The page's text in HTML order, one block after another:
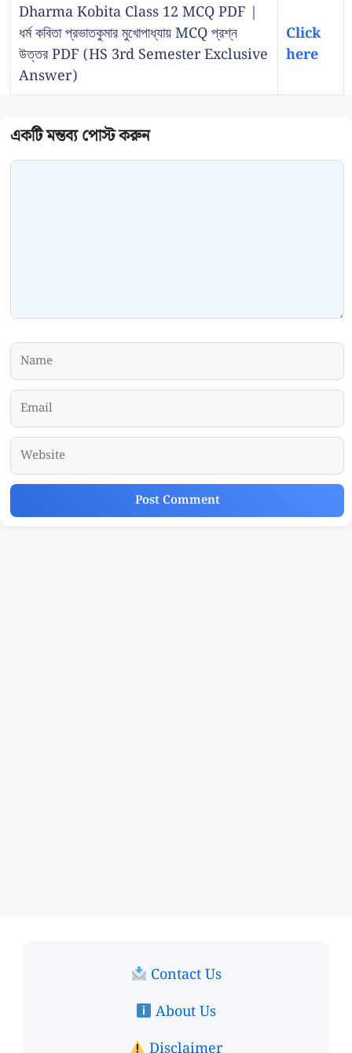
Dharma Kobita Class 12 MCQ PDF |
ধর্ম কবিতা প্রভাতকুমার মুখোপাধ্যায় MCQ প্রশ্ন
উত্তর PDF (HS 3rd Semester Exclusive
Answer)
Click
here
Comment
Name
Email
Website
Contact Us
About Us